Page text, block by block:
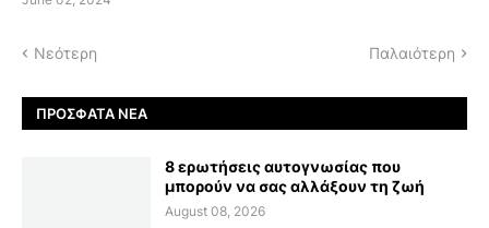
Νεότερη Παλαιότερη
ΠΡΌΣΦΑΤΑ ΝΈΑ
8 ερωτήσεις αυτογνωσίας που
μπορούν να σας αλλάξουν τη ζωή
August 08, 2026